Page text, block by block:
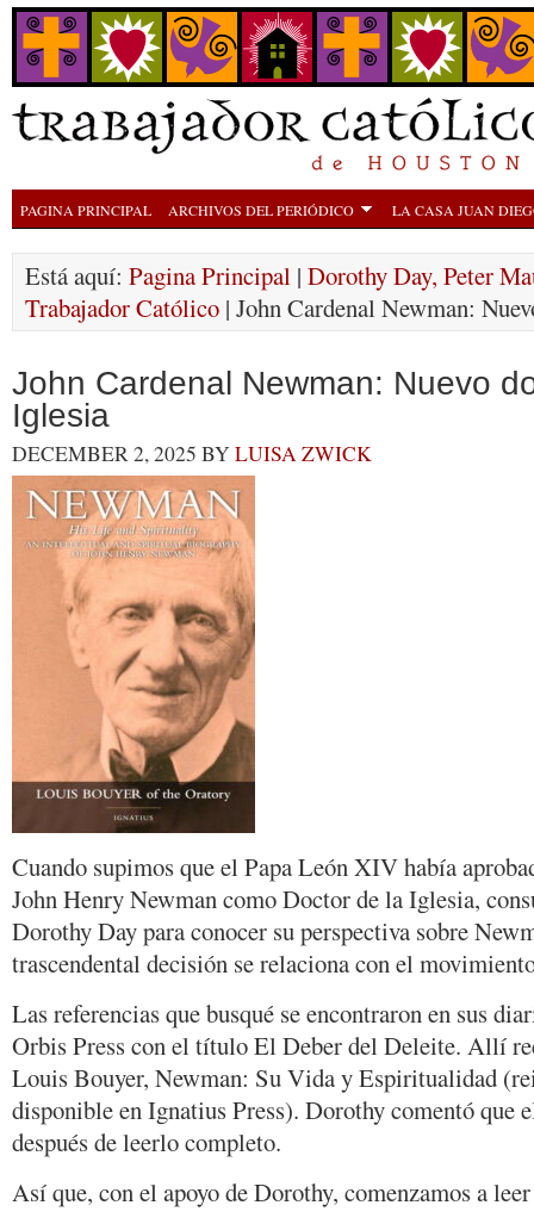
PAGINA PRINCIPAL ARCHIVOS DEL PERIÓDICO LA CASA JUAN
Está aquí: Pagina Principal | Dorothy Day, Peter
Trabajador Católico | John Cardenal Newman:
John Cardenal Newman: Nuevo
Iglesia
DECEMBER 2, 2025 BYLUISA ZWICK
Cuando supimos que el Papa León XIV había
John Henry Newman como Doctor de la Iglesia,
Dorothy Day para conocer su perspectiva sobre
trascendental decisión se relaciona con el
Las referencias que busqué se encontraron en sus
Orbis Press con el título El Deber del Deleite. Allí
Louis Bouyer, Newman: Su Vida y Espiritualidad
disponible en Ignatius Press). Dorothy comentó que
después de leerlo completo.
Así que, con el apoyo de Dorothy, comenzamos a